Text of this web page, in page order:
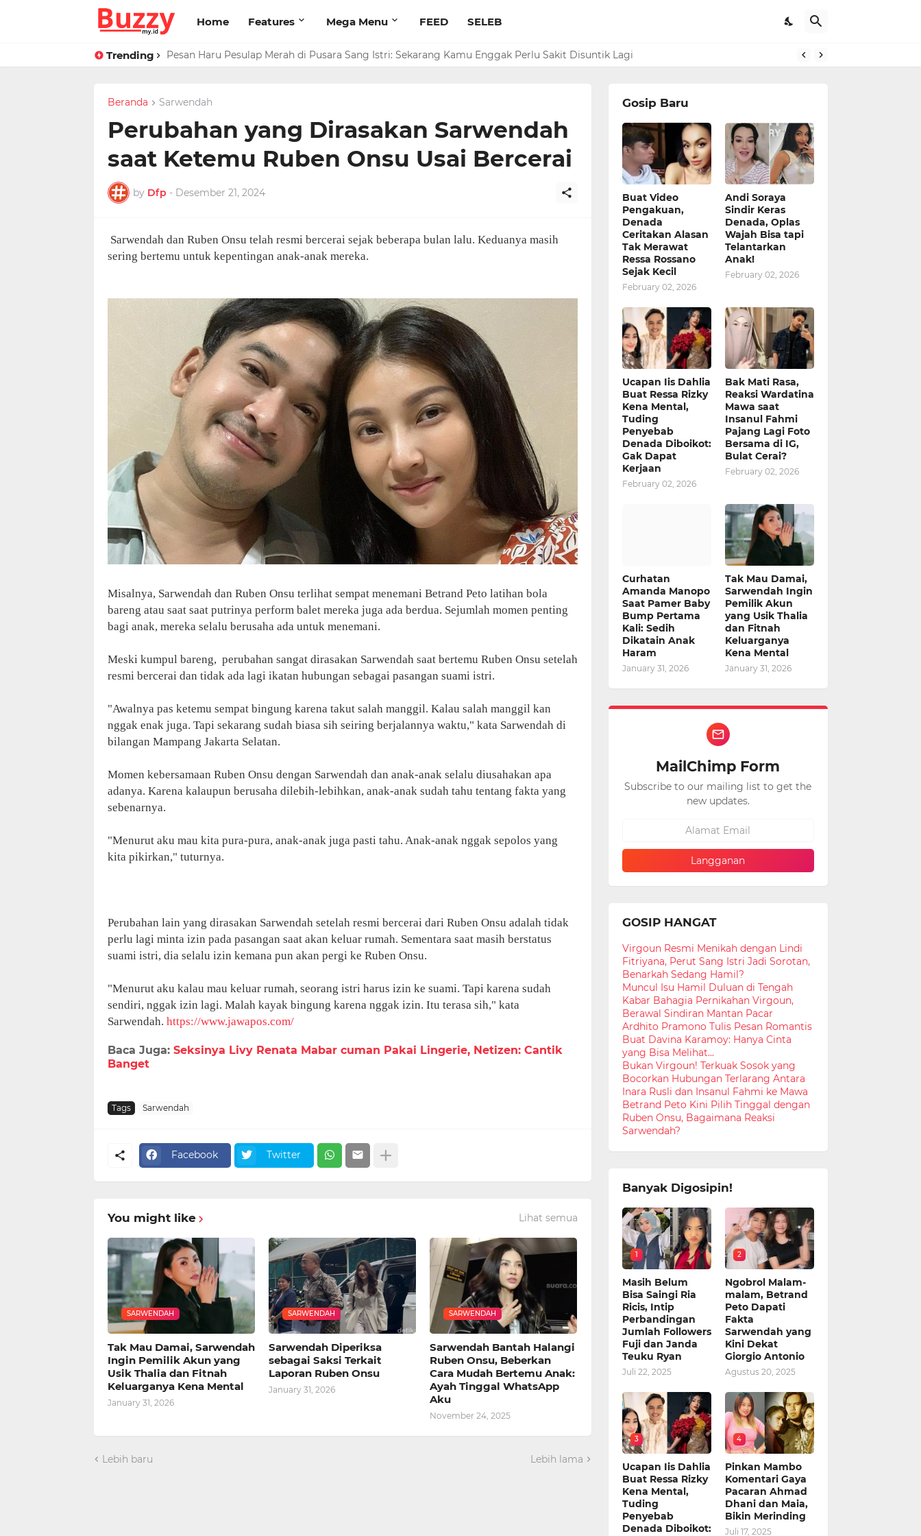
Home Features Mega Menu FEED SELEB
Trending Pesan Haru Pesulap Merah di Pusara Sang Istri: Sekarang Kamu Enggak Perlu Sakit Disuntik Lagi
Beranda Sarwendah
Perubahan yang Dirasakan Sarwendah
saat Ketemu Ruben Onsu Usai Bercerai
by Dfp - Desember 21, 2024
Sarwendah dan Ruben Onsu telah resmi bercerai sejak beberapa bulan lalu. Keduanya masih
sering bertemu untuk kepentingan anak-anak mereka.
Misalnya, Sarwendah dan Ruben Onsu terlihat sempat menemani Betrand Peto latihan bola
bareng atau saat saat putrinya perform balet mereka juga ada berdua. Sejumlah momen penting
bagi anak, mereka selalu berusaha ada untuk menemani.
Meski kumpul bareng, perubahan sangat dirasakan Sarwendah saat bertemu Ruben Onsu setelah
resmi bercerai dan tidak ada lagi ikatan hubungan sebagai pasangan suami istri.
"Awalnya pas ketemu sempat bingung karena takut salah manggil. Kalau salah manggil kan
nggak enak juga. Tapi sekarang sudah biasa sih seiring berjalannya waktu," kata Sarwendah di
bilangan Mampang Jakarta Selatan.
Momen kebersamaan Ruben Onsu dengan Sarwendah dan anak-anak selalu diusahakan apa
adanya. Karena kalaupun berusaha dilebih-lebihkan, anak-anak sudah tahu tentang fakta yang
sebenarnya.
"Menurut aku mau kita pura-pura, anak-anak juga pasti tahu. Anak-anak nggak sepolos yang
kita pikirkan," tuturnya.
Perubahan lain yang dirasakan Sarwendah setelah resmi bercerai dari Ruben Onsu adalah tidak
perlu lagi minta izin pada pasangan saat akan keluar rumah. Sementara saat masih berstatus
suami istri, dia selalu izin kemana pun akan pergi ke Ruben Onsu.
"Menurut aku kalau mau keluar rumah, seorang istri harus izin ke suami. Tapi karena sudah
sendiri, nggak izin lagi. Malah kayak bingung karena nggak izin. Itu terasa sih," kata
Sarwendah. https://www.jawapos.com/
Baca Juga: Seksinya Livy Renata Mabar cuman Pakai Lingerie, Netizen: Cantik
Banget
Tags Sarwendah
Facebook Twitter
You might like Lihat semua
SARWENDAH
Tak Mau Damai, Sarwendah
Ingin Pemilik Akun yang
Usik Thalia dan Fitnah
Keluarganya Kena Mental
January 31, 2026
SARWENDAH
Sarwendah Diperiksa
sebagai Saksi Terkait
Laporan Ruben Onsu
January 31, 2026
SARWENDAH
Sarwendah Bantah Halangi
Ruben Onsu, Beberkan
Cara Mudah Bertemu Anak:
Ayah Tinggal WhatsApp
Aku
November 24, 2025
Lebih baru Lebih lama
Gosip Baru
Buat Video
Pengakuan,
Denada
Ceritakan Alasan
Tak Merawat
Ressa Rossano
Sejak Kecil
February 02, 2026
Andi Soraya
Sindir Keras
Denada, Oplas
Wajah Bisa tapi
Telantarkan
Anak!
February 02, 2026
Ucapan Iis Dahlia
Buat Ressa Rizky
Kena Mental,
Tuding
Penyebab
Denada Diboikot:
Gak Dapat
Kerjaan
February 02, 2026
Bak Mati Rasa,
Reaksi Wardatina
Mawa saat
Insanul Fahmi
Pajang Lagi Foto
Bersama di IG,
Bulat Cerai?
February 02, 2026
Curhatan
Amanda Manopo
Saat Pamer Baby
Bump Pertama
Kali: Sedih
Dikatain Anak
Haram
January 31, 2026
Tak Mau Damai,
Sarwendah Ingin
Pemilik Akun
yang Usik Thalia
dan Fitnah
Keluarganya
Kena Mental
January 31, 2026
MailChimp Form
Subscribe to our mailing list to get the
new updates.
GOSIP HANGAT
Virgoun Resmi Menikah dengan Lindi
Fitriyana, Perut Sang Istri Jadi Sorotan,
Benarkah Sedang Hamil?
Muncul Isu Hamil Duluan di Tengah
Kabar Bahagia Pernikahan Virgoun,
Berawal Sindiran Mantan Pacar
Ardhito Pramono Tulis Pesan Romantis
Buat Davina Karamoy: Hanya Cinta
yang Bisa Melihat...
Bukan Virgoun! Terkuak Sosok yang
Bocorkan Hubungan Terlarang Antara
Inara Rusli dan Insanul Fahmi ke Mawa
Betrand Peto Kini Pilih Tinggal dengan
Ruben Onsu, Bagaimana Reaksi
Sarwendah?
Banyak Digosipin!
1
Masih Belum
Bisa Saingi Ria
Ricis, Intip
Perbandingan
Jumlah Followers
Fuji dan Janda
Teuku Ryan
Juli 22, 2025
2
Ngobrol Malam-
malam, Betrand
Peto Dapati
Fakta
Sarwendah yang
Kini Dekat
Giorgio Antonio
Agustus 20, 2025
3
Ucapan Iis Dahlia
Buat Ressa Rizky
Kena Mental,
Tuding
Penyebab
Denada Diboikot:
4
Pinkan Mambo
Komentari Gaya
Pacaran Ahmad
Dhani dan Maia,
Bikin Merinding
Juli 17, 2025